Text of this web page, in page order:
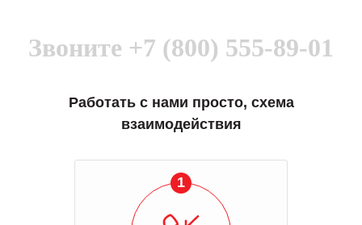
Звоните +7 (800) 555-89-01
Работать с нами просто, схема
взаимодействия
1